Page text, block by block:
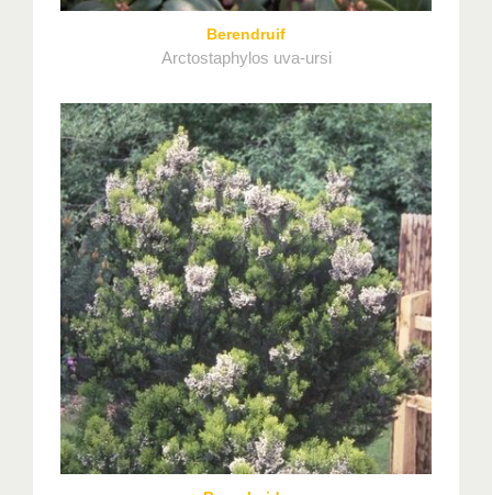
Berendruif
Arctostaphylos uva-ursi